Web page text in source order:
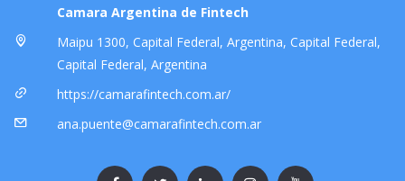
Camara Argentina de Fintech
Maipu 1300, Capital Federal, Argentina, Capital Federal,
Capital Federal, Argentina
https://camarafintech.com.ar/
ana.puente@camarafintech.com.ar